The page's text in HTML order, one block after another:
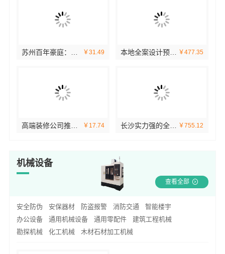
￥18.54
￥77.59
南昌环保全屋定制口碑选江西尚宅尚品新型环保材料有限公司 ￥23.15
空间定制设计方案厂家 江西圣匠新型环保材料有限公司 ￥63.83
机械设备
查看全部
安全防伪 安保器材 防盗报警 消防交通
智能楼宇
办公设备
通用机械设备 通用零配件
建筑工程机械
勘探机械
化工机械 木材石材加工机械